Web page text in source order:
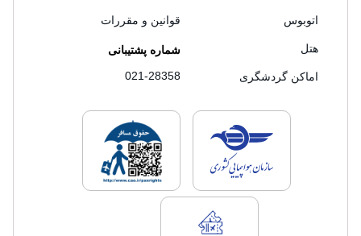
اتوبوس
هتل
اماکن گردشگری
قوانین و مقررات
شماره پشتیبانی
021-28358
لایسنس های فروش سفرتاپلایسنس های
لایسنس های فروش سفرتاپ